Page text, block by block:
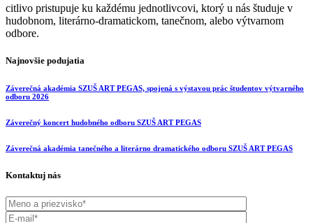
citlivo pristupuje ku každému jednotlivcovi, ktorý u nás študuje v
hudobnom, literárno-dramatickom, tanečnom, alebo výtvarnom
odbore.
Najnovšie podujatia
Záverečná akadémia SZUŠ ART PEGAS, spojená s výstavou prác študentov výtvarného
odboru 2026
Záverečný koncert hudobného odboru SZUŠ ART PEGAS
Záverečná akadémia tanečného a literárno dramatického odboru SZUŠ ART PEGAS
Kontaktuj nás